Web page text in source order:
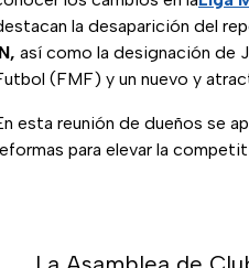
la desaparición del
así como la designación de
(FMF) y un nuevo y
esta reunión de dueños se
para elevar la